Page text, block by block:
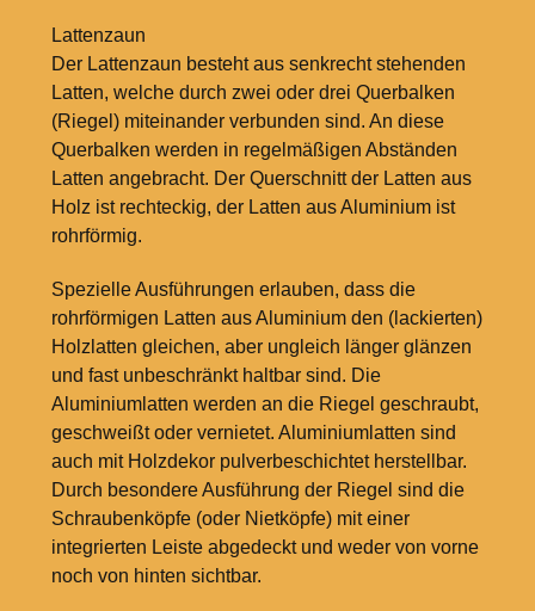
Lattenzaun
Der Lattenzaun besteht aus senkrecht stehenden
Latten, welche durch zwei oder drei Querbalken
(Riegel) miteinander verbunden sind. An diese
Querbalken werden in regelmäßigen Abständen
Latten angebracht. Der Querschnitt der Latten aus
Holz ist rechteckig, der Latten aus Aluminium ist
rohrförmig.
Spezielle Ausführungen erlauben, dass die
rohrförmigen Latten aus Aluminium den (lackierten)
Holzlatten gleichen, aber ungleich länger glänzen
und fast unbeschränkt haltbar sind. Die
Aluminiumlatten werden an die Riegel geschraubt,
geschweißt oder vernietet. Aluminiumlatten sind
auch mit Holzdekor pulverbeschichtet herstellbar.
Durch besondere Ausführung der Riegel sind die
Schraubenköpfe (oder Nietköpfe) mit einer
integrierten Leiste abgedeckt und weder von vorne
noch von hinten sichtbar.